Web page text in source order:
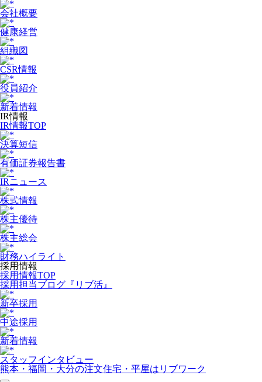
会社概要
健康経営
組織図
CSR情報
役員紹介
新着情報
IR情報
IR情報TOP
決算短信
有価証券報告書
IRニュース
株式情報
株主優待
株主総会
財務ハイライト
採用情報
採用情報TOP
採用担当ブログ『リブ活』
新卒採用
中途採用
新着情報
スタッフインタビュー
熊本・福岡・大分の注文住宅・平屋はリブワーク